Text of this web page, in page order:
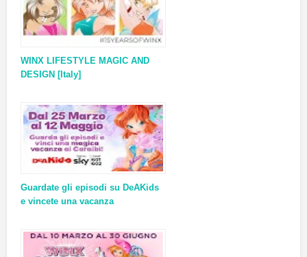
WINX LIFESTYLE MAGIC AND
DESIGN [Italy]
Guardate gli episodi su DeAKids
e vincete una vacanza